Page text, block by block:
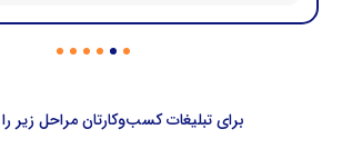
برای تبلیغات کسب‌وکارتان مراحل زیر